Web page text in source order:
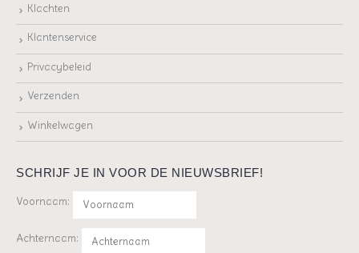
Klachten
Klantenservice
Privacybeleid
Verzenden
Winkelwagen
SCHRIJF JE IN VOOR DE NIEUWSBRIEF!
Voornaam:
Achternaam: